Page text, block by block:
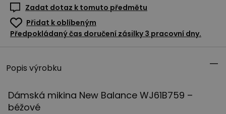
Zadat dotaz k tomuto předmětu
Přidat k oblíbeným
Předpokládaný čas doručení zásilky 3 pracovní dny.
Popis výrobku
Dámská mikina New Balance WJ61B759 –
béžové